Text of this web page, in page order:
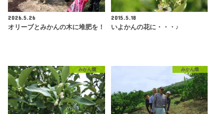
2026.5.26
オリーブとみかんの木に堆肥を！
2015.5.18
いよかんの花に・・・♪
みかん畑 みかん畑